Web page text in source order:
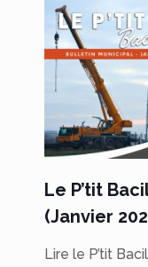
Le P’tit
(Janvier
Lire le P’tit